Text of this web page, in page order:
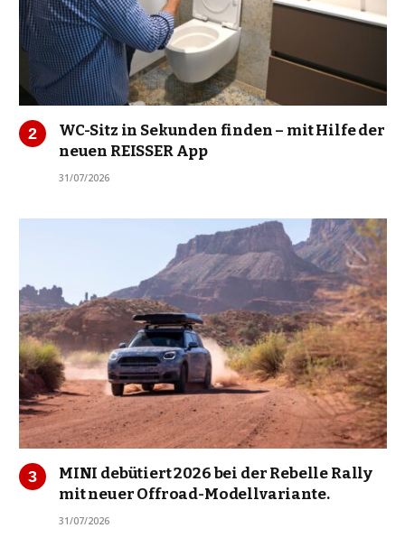
WC-Sitz in Sekunden finden – mit Hilfe der
neuen REISSER App
31/07/2026
MINI debütiert 2026 bei der Rebelle Rally
mit neuer Offroad-Modellvariante.
31/07/2026